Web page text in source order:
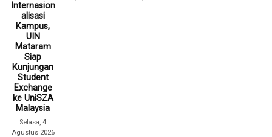
Internasion
alisasi
Kampus,
UIN
Mataram
Siap
Kunjungan
Student
Exchange
ke UniSZA
Malaysia
Selasa, 4
Agustus 2026